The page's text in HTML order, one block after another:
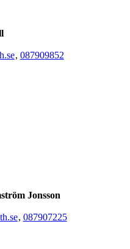
, 087909852
Jonsson
, 087907225